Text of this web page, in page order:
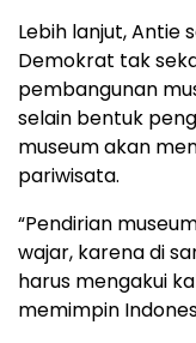
Lebih lanjut, Antie
Demokrat tak
pembangunan
selain bentuk
museum akan
pariwisata.
“Pendirian
wajar, karena di
harus mengakui
memimpin